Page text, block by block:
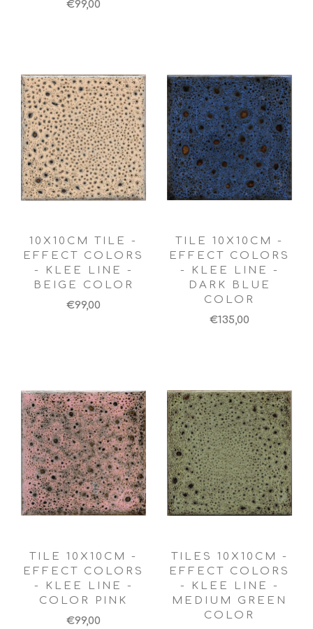
€99,00
10X10CM TILE -
EFFECT COLORS
- KLEE LINE -
BEIGE COLOR
€99,00
TILE 10X10CM -
EFFECT COLORS
- KLEE LINE -
DARK BLUE
COLOR
€135,00
TILE 10X10CM -
EFFECT COLORS
- KLEE LINE -
COLOR PINK
€99,00
TILES 10X10CM -
EFFECT COLORS
- KLEE LINE -
MEDIUM GREEN
COLOR